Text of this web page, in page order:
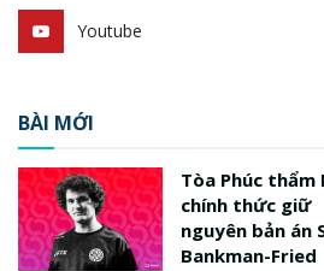
Youtube
BÀI MỚI
Tòa Phúc thẩm
chính thức giữ
nguyên bản án
Bankman-Fried